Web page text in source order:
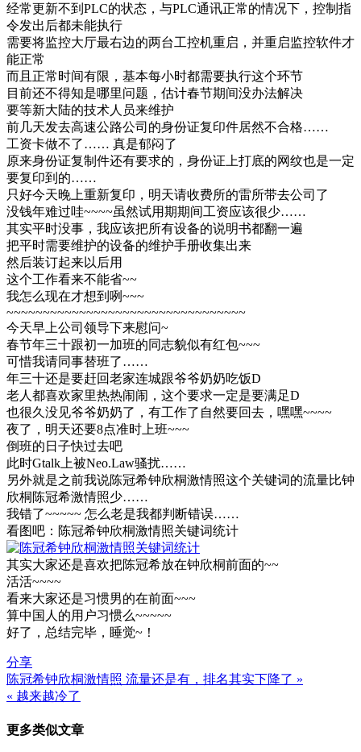
经常更新不到PLC的状态，与PLC通讯正常的情况下，控制指
令发出后都未能执行
需要将监控大厅最右边的两台工控机重启，并重启监控软件才
能正常
而且正常时间有限，基本每小时都需要执行这个环节
目前还不得知是哪里问题，估计春节期间没办法解决
要等新大陆的技术人员来维护
前几天发去高速公路公司的身份证复印件居然不合格……
工资卡做不了…… 真是郁闷了
原来身份证复制件还有要求的，身份证上打底的网纹也是一定
要复印到的……
只好今天晚上重新复印，明天请收费所的雷所带去公司了
没钱年难过哇~~~~虽然试用期期间工资应该很少……
其实平时没事，我应该把所有设备的说明书都翻一遍
把平时需要维护的设备的维护手册收集出来
然后装订起来以后用
这个工作看来不能省~~
我怎么现在才想到咧~~~
~~~~~~~~~~~~~~~~~~~~~~~~~~~~~~~~~
今天早上公司领导下来慰问~
春节年三十跟初一加班的同志貌似有红包~~~
可惜我请同事替班了……
年三十还是要赶回老家连城跟爷爷奶奶吃饭D
老人都喜欢家里热热闹闹，这个要求一定是要满足D
也很久没见爷爷奶奶了，有工作了自然要回去，嘿嘿~~~~
夜了，明天还要8点准时上班~~~
倒班的日子快过去吧
此时Gtalk上被Neo.Law骚扰……
另外就是之前我说陈冠希钟欣桐激情照这个关键词的流量比钟
欣桐陈冠希激情照少……
我错了~~~~~ 怎么老是我都判断错误……
看图吧：陈冠希钟欣桐激情照关键词统计
其实大家还是喜欢把陈冠希放在钟欣桐前面的~~
活活~~~~
看来大家还是习惯男的在前面~~~
算中国人的用户习惯么~~~~~
好了，总结完毕，睡觉~！
分享
文
章
导
陈冠希钟欣桐激情照 流量还是有，排名其实下降了 »
« 越来越冷了
更多类似文章